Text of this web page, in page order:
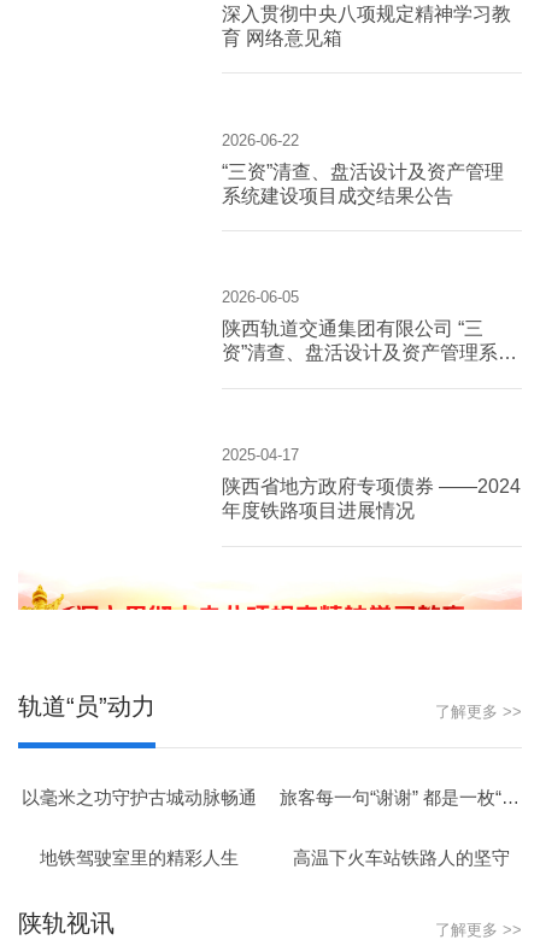
深入贯彻中央八项规定精神学习教
育 网络意见箱
2026-06-22
“三资”清查、盘活设计及资产管理
系统建设项目成交结果公告
2026-06-05
陕西轨道交通集团有限公司 “三
资”清查、盘活设计及资产管理系统
2025-04-17
陕西省地方政府专项债券 ——2024
年度铁路项目进展情况
轨道“员”动力 了解更多 >>
以毫米之功守护古城动脉畅通 旅客每一句“谢谢” 都是一枚“奖章”
地铁驾驶室里的精彩人生 高温下火车站铁路人的坚守
陕轨视讯 了解更多 >>